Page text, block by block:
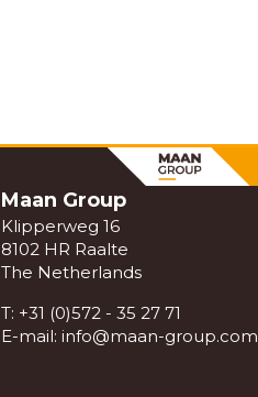
Maan Group
Klipperweg 16
8102 HR Raalte
The Netherlands
T: +31 (0)572 - 35 27 71
E-mail: info@maan-group.com